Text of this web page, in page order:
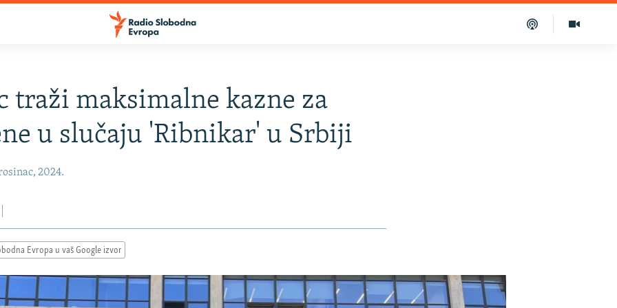
traži maksimalne kazne za
u slučaju 'Ribnikar' u Srbiji
2024.
Evropa u vaš Google izvor